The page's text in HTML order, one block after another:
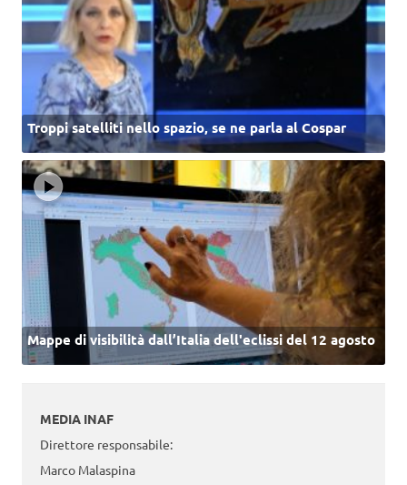
Troppi satelliti nello spazio, se ne parla al Cospar
Mappe di visibilità dall’Italia dell'eclissi del 12 agosto
MEDIA INAF
Direttore responsabile:
Marco Malaspina